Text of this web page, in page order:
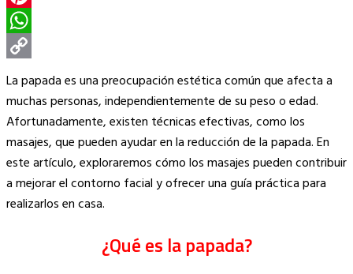
Pinterest
WhatsApp
Copy
Link
La papada es una preocupación estética común que afecta a
muchas personas, independientemente de su peso o edad.
Afortunadamente, existen técnicas efectivas, como los
masajes, que pueden ayudar en la reducción de la papada. En
este artículo, exploraremos cómo los masajes pueden contribuir
a mejorar el contorno facial y ofrecer una guía práctica para
realizarlos en casa.
¿Qué es la papada?